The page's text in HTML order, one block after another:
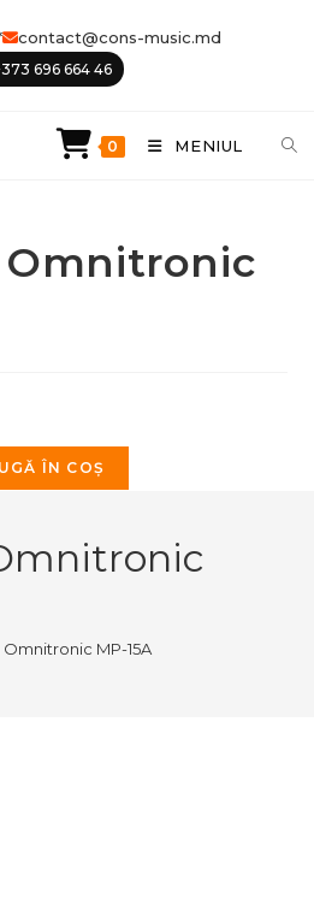
contact@cons-music.md
696 664 46
0 MENIUL
ÎN COȘ
MP-15A